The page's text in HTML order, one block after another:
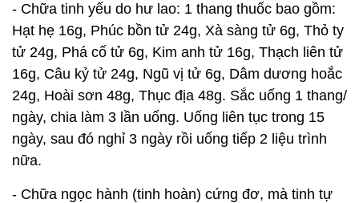
- Chữa tinh yếu do hư lao: 1 thang thuốc bao gồm:
Hạt hẹ 16g, Phúc bồn tử 24g, Xà sàng tử 6g, Thỏ ty
tử 24g, Phá cố tử 6g, Kim anh tử 16g, Thạch liên tử
16g, Câu kỷ tử 24g, Ngũ vị tử 6g, Dâm dương hoắc
24g, Hoài sơn 48g, Thục địa 48g. Sắc uống 1 thang/
ngày, chia làm 3 lần uống. Uống liên tục trong 15
ngày, sau đó nghỉ 3 ngày rồi uống tiếp 2 liệu trình
nữa.
- Chữa ngọc hành (tinh hoàn) cứng đơ, mà tinh tự